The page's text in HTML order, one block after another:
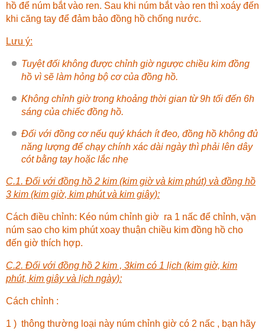
hồ để núm bắt vào ren. Sau khi núm bắt vào ren thì xoáy đến
khi căng tay để đảm bảo đồng hồ chống nước.
Lưu ý:
Tuyệt đối không được chỉnh giờ ngược chiều kim đồng
hồ vì sẽ làm hỏng bộ cơ của đồng hồ.
Không chỉnh giờ trong khoảng thời gian từ 9h tối đến 6h
sáng của chiếc đồng hồ.
Đối với đồng cơ nếu quý khách ít đeo, đồng hồ không đủ
năng lượng để chạy chính xác dài ngày thì phải lên dây
cót bằng tay hoặc lắc nhẹ
C.1. Đối với đồng hồ 2 kim (kim giờ và kim phút) và đồng hồ
3 kim (kim giờ, kim phút và kim giây):
Cách điều chỉnh: Kéo núm chỉnh giờ ra 1 nấc để chỉnh, vặn
núm sao cho kim phút xoay thuận chiều kim đồng hồ cho
đến giờ thích hợp.
C.2. Đối với đồng hồ 2 kim , 3kim có 1 lịch (kim giờ, kim
phút, kim giây và lịch ngày):
Cách chỉnh :
1 ) thông thường loại này núm chỉnh giờ có 2 nấc , bạn hãy